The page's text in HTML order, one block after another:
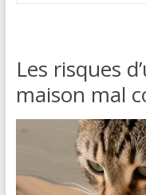
Les risques
maison mal